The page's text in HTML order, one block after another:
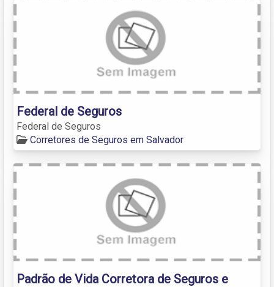
Federal de Seguros
Federal de Seguros
Corretores de Seguros em Salvador
Padrão de Vida Corretora de Seguros e